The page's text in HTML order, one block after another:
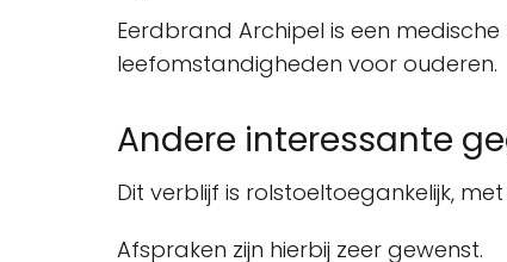
Eerdbrand Archipel is een
leefomstandigheden voor ouderen.
Andere interessante
Dit verblijf is rolstoeltoegankelijk,
Afspraken zijn hierbij zeer gewenst.